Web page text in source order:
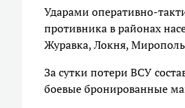
Ударами оперативно-
противника в районах
Журавка, Локня,
За сутки потери ВСУ
боевые бронированные